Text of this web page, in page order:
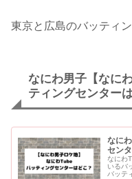
東京と広島のバッティ
なにわ男子【なに
ティングセンター
なに
セン
なにわ
いるバッ
バッテ